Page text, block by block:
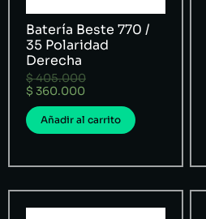
Batería Beste 770 /
35 Polaridad
Derecha
$405.000
$ 360.000
Añadir al carrito